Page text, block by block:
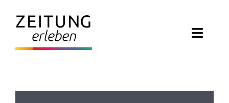
Inhalt
springen